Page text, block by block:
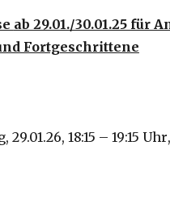
ab 29.01./30.01.25 für
Fortgeschrittene
18:15 – 19:15 Uhr